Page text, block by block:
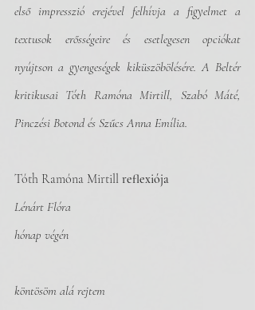
első impresszió erejével felhívja a figyelmet a
textusok erősségeire és esetlegesen opciókat
nyújtson a gyengeségek kiküszöbölésére. A Beltér
kritikusai Tóth Ramóna Mirtill, Szabó Máté,
Pinczési Botond és Szűcs Anna Emília.
Tóth Ramóna Mirtill reflexiója
Lénárt Flóra
hónap végén
köntösöm alá rejtem